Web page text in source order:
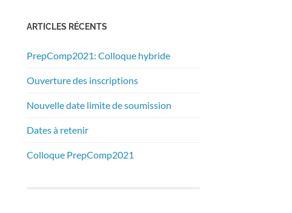
ARTICLES RÉCENTS
PrepComp2021: Colloque hybride
Ouverture des inscriptions
Nouvelle date limite de soumission
Dates à retenir
Colloque PrepComp2021